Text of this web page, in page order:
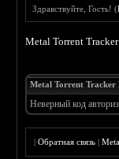
Здравствуйте, Гость! (
Metal Torrent
Metal Torrent Tracker
Неверный код
|Обратная связь |